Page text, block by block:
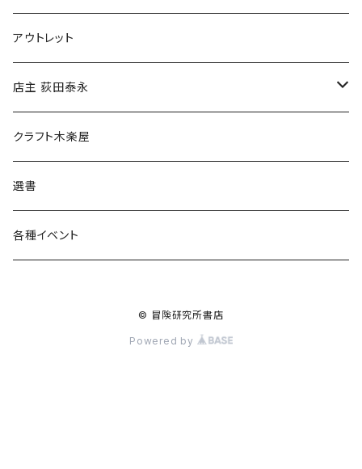
マグカップ
傘
食料品
その他
アウトレット
店主 荻田泰永
書籍
ウェア
クラフト木楽屋
選書
各種イベント
© 冒険研究所書店
Powered by